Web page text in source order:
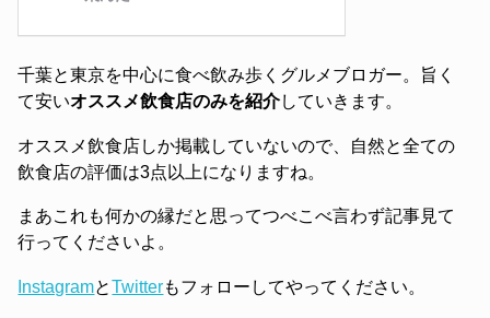
千葉と東京を中心に食べ飲み歩くグルメブロガー。旨く
て安いオススメ飲食店のみを紹介していきます。
オススメ飲食店しか掲載していないので、自然と全ての
飲食店の評価は3点以上になりますね。
まあこれも何かの縁だと思ってつべこべ言わず記事見て
行ってくださいよ。
InstagramとTwitterもフォローしてやってください。